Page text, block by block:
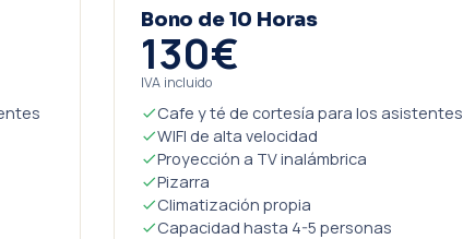
Bono de 10 Horas
130€
IVA incluido
Cafe y té de cortesía para los asistentes
WIFI de alta velocidad
Proyección a TV inalámbrica
Pizarra
Climatización propia
Capacidad hasta 4-5 personas